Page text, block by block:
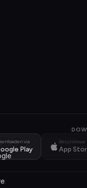
via
Play
Beschikbaar
App